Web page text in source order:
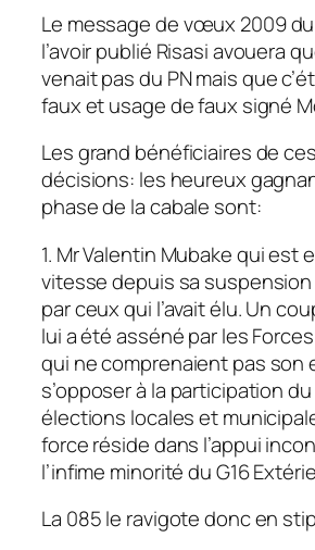
Le message de vœux 2009 du
l’avoir publié Risasi avouera
venait pas du PN mais que
faux et usage de faux signé
Les grand bénéficiaires de
décisions: les heureux
phase de la cabale sont:
1. Mr Valentin Mubake qui est
vitesse depuis sa
par ceux qui l’avait élu. Un
lui a été asséné par les
qui ne comprenaient pas son
s’opposer à la participation
élections locales et
force réside dans l’appui
l’infime minorité du G16
La 085 le ravigote donc en